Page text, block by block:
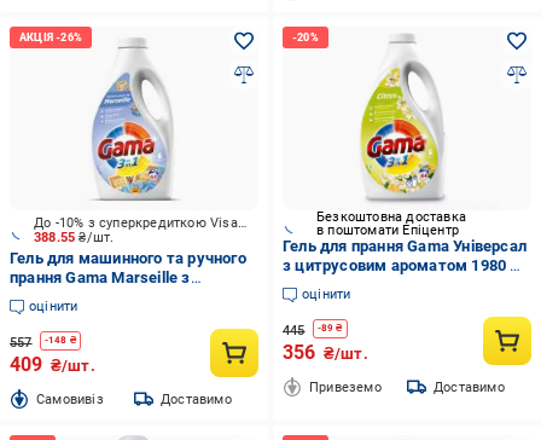
388.55₴/шт.
До -10% з суперкредиткою Visa Вигода
Гель для машинного та ручного
прання Gama Marseille з
ароматом марсельського мила
1,98 л 1 шт.
оцінити
557 -148 ₴
409 ₴/шт.
Cамовивіз Доставимо
Безкоштовна доставка
в поштомати Епіцентр
Гель для прання Gama Універсал
з цитрусовим ароматом 1980 мл
44 цик.
оцінити
445 -89 ₴
356 ₴/шт.
Привеземо Доставимо